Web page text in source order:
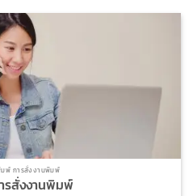
มพ์ การสั่งงานพิมพ์
สั่งงานพิมพ์